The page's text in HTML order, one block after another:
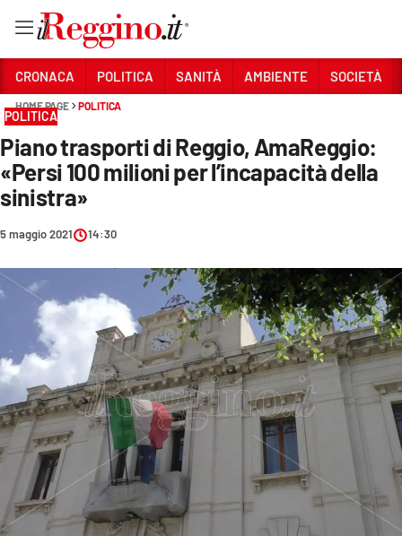
Sezioni
CRONACA
POLITICA
SANITÀ
AMBIENTE
SOCIETÀ
CULTURA
ECONOMIA E LAVORO
EVENTI
SPORT
Streaming
CRONACA POLITICA SANITÀ AMBIENTE SOCIETÀ
HOME PAGE POLITICA
POLITICA
Piano trasporti di Reggio, AmaReggio:
«Persi 100 milioni per l’incapacità della
sinistra»
5 maggio 2021 14:30